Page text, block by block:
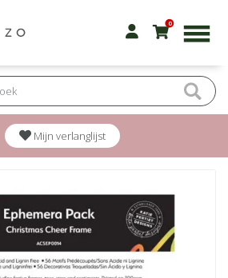
0
Mijn verlanglijst